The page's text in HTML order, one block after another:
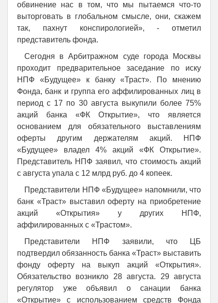
обвинение нас в том, что мы пытаемся что-то
выторговать в глобальном смысле, они, скажем
так, пахнут конспирологией», - отметил
представитель фонда.
Сегодня в Арбитражном суде города Москвы
проходит предварительное заседание по иску
НПФ «Будущее» к банку «Траст». По мнению
Фонда, банк и группа его аффилированных лиц в
период с 17 по 30 августа выкупили более 75%
акций банка «ФК Открытие», что является
основанием для обязательного выставлениям
оферты другим держателям акций. НПФ
«Будущее» владел 4% акций «ФК Открытие».
Представитель НПФ заявил, что стоимость акций
с августа упала с 12 млрд руб. до 4 копеек.
Представители НПФ «Будущее» напомнили, что
банк «Траст» выставил оферту на приобретение
акций «Открытия» у других НПФ,
аффилированных с «Трастом».
Представители НПФ заявили, что ЦБ
подтвердил обязанность банка «Траст» выставить
фонду оферту на выкуп акций «Открытия».
Обязательство возникло 28 августа. 29 августа
регулятор уже объявил о санации банка
«Открытие» с использованием средств Фонда